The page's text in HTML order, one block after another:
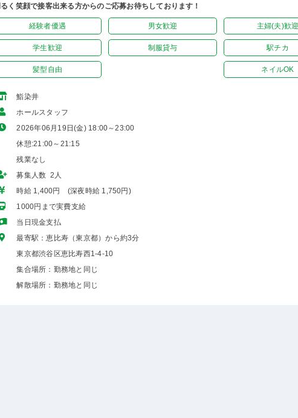
く笑顔で接客出来る方からのご応募お待ちしております！
経験者優遇 男女歓迎 主婦(夫)歓
学生歓迎 制服貸与 駅チカ
髪型自由 ネイルOK
鮨染井
ホールスタッフ
2026年06月19日(金) 18:00～23:00
休憩:21:00～21:15
残業なし
募集人数 2人
時給 1,400円 (深夜時給 1,750円)
1000円まで実費支給
当日現金支払
最寄駅：恵比寿（東京都）から約3分
東京都渋谷区恵比寿西1-4-10
集合場所：勤務地と同じ
解散場所：勤務地と同じ